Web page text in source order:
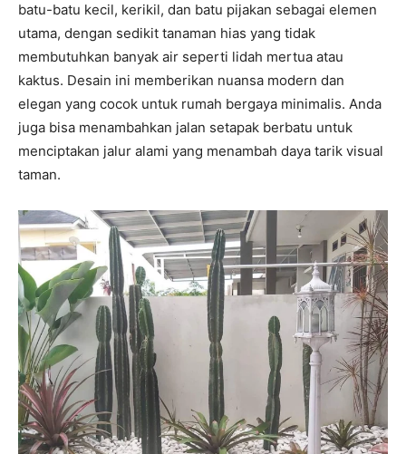
batu-batu kecil, kerikil, dan batu pijakan sebagai elemen
utama, dengan sedikit tanaman hias yang tidak
membutuhkan banyak air seperti lidah mertua atau
kaktus. Desain ini memberikan nuansa modern dan
elegan yang cocok untuk rumah bergaya minimalis. Anda
juga bisa menambahkan jalan setapak berbatu untuk
menciptakan jalur alami yang menambah daya tarik visual
taman.